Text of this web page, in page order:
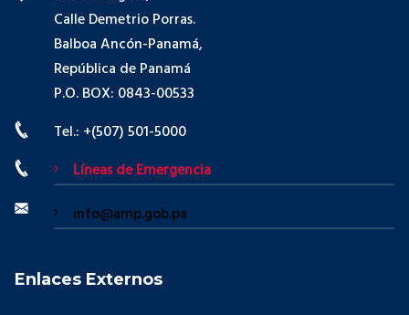
Calle Demetrio Porras.
Balboa Ancón-Panamá,
República de Panamá
P.O. BOX: 0843-00533
Tel.: +(507) 501-5000
Líneas de Emergencia
info@amp.gob.pa
Enlaces Externos